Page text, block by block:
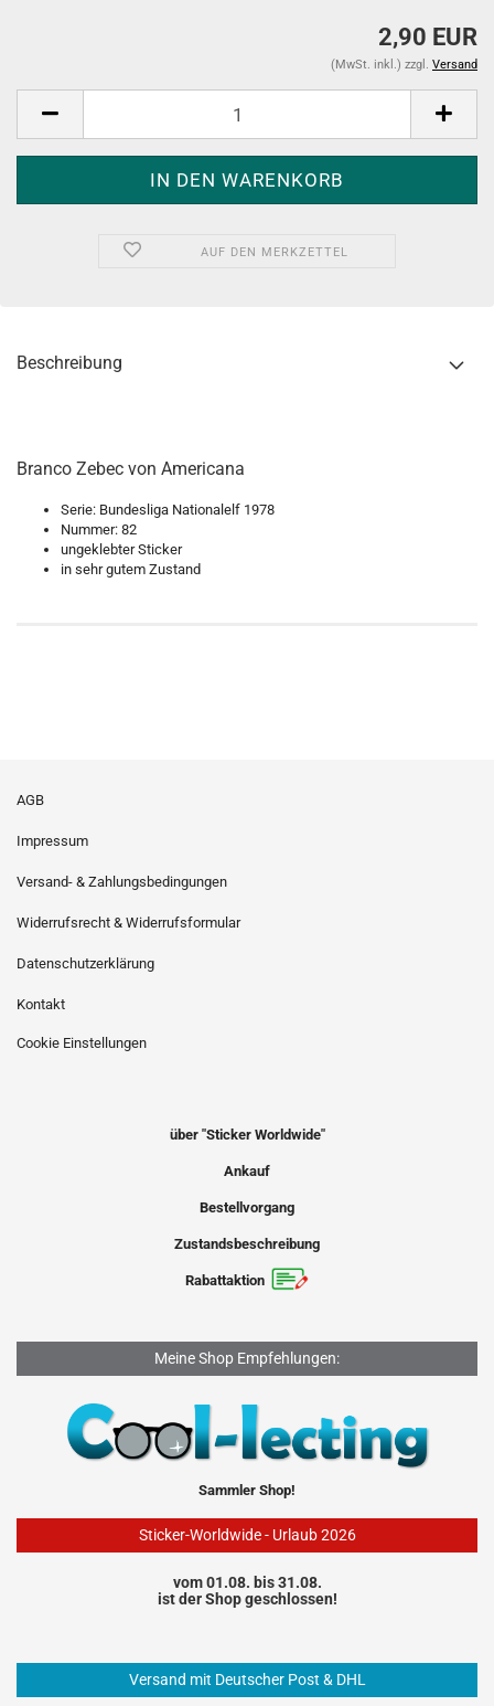
2,90 EUR
(MwSt. inkl.) zzgl. Versand
AUF DEN MERKZETTEL
Beschreibung
Branco Zebec von Americana
Serie: Bundesliga Nationalelf 1978
Nummer: 82
ungeklebter Sticker
in sehr gutem Zustand
AGB
Impressum
Versand- & Zahlungsbedingungen
Widerrufsrecht & Widerrufsformular
Datenschutzerklärung
Kontakt
Cookie Einstellungen
über "Sticker Worldwide"
Ankauf
Bestellvorgang
Zustandsbeschreibung
Rabattaktion
Meine Shop Empfehlungen:
Sammler Shop!
Sticker-Worldwide - Urlaub 2026
vom 01.08. bis 31.08.
ist der Shop geschlossen!
Versand mit Deutscher Post & DHL